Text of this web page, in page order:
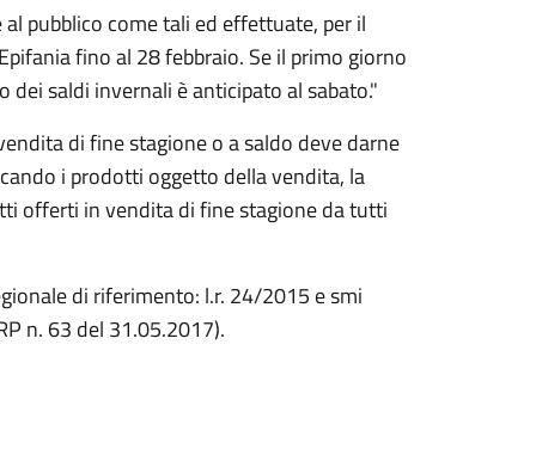
pubblico come tali ed effettuate, per il
fino al 28 febbraio. Se il primo giorno
saldi invernali è anticipato al sabato."
di fine stagione o a saldo deve darne
i prodotti oggetto della vendita, la
offerti in vendita di fine stagione da tutti
di riferimento: l.r. 24/2015 e smi
n. 63 del 31.05.2017).